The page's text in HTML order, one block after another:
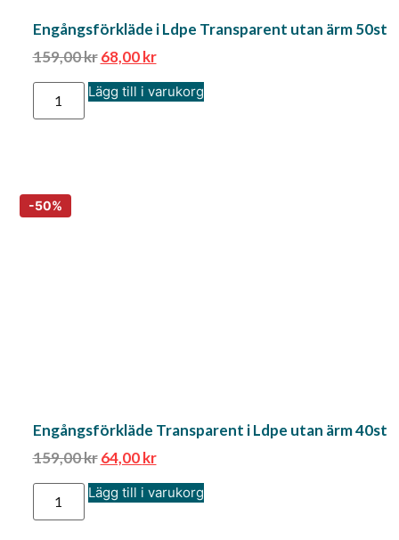
Engångsförkläde i Ldpe Transparent utan ärm 50st
159,00kr 68,00kr
Lägg till i varukorg
Engångsförkläde Transparent i Ldpe utan ärm 40st
159,00kr 64,00kr
Lägg till i varukorg